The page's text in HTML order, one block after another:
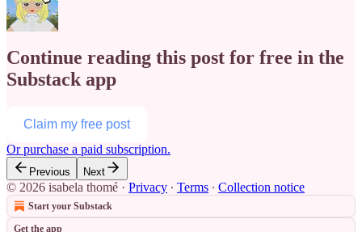
Continue reading this post for free in the
Substack app
Claim my free post
Or purchase a paid subscription.
Previous Next
© 2026 isabela thomé · Privacy ∙ Terms ∙ Collection notice
Start your Substack
Get the app